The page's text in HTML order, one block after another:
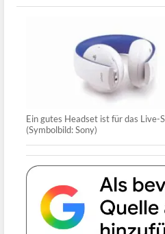
Ein gutes Headset ist für das Live-
(Symbolbild: Sony)